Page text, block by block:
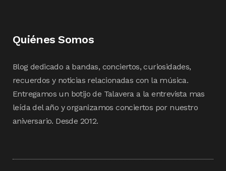
Quiénes Somos
Blog dedicado a bandas, conciertos, curiosidades,
recuerdos y noticias relacionadas con la música.
Entregamos un botijo de Talavera a la entrevista mas
leída del año y organizamos conciertos por nuestro
aniversario. Desde 2012.